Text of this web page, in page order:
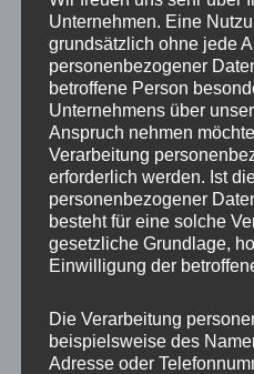
Durchmesser 15
Breite 7.5
Lochkreis
Lochzahl 4
PCD 100
Homologation ohne
ET 20
Nabenbohrung 73.1
Unternehmen. Eine
grundsätzlich ohne jede
personenbezogener
betroffene Person
Unternehmens über
Anspruch nehmen
Verarbeitung
erforderlich werden. Ist
personenbezogener
besteht für eine solche
gesetzliche Grundlage,
Einwilligung der
Die Verarbeitung
beispielsweise des
Adresse oder